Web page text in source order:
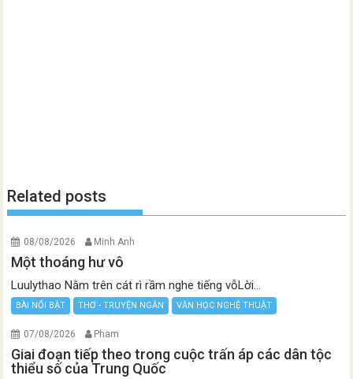
Related posts
08/08/2026 Minh Anh
Một thoáng hư vô
Luulythao Nằm trên cát rì rầm nghe tiếng vỗLời...
BÀI NỔI BẬT THƠ - TRUYỆN NGẮN VĂN HỌC NGHỆ THUẬT
07/08/2026 Pham
Giai đoạn tiếp theo trong cuộc trấn áp các dân tộc
thiểu số của Trung Quốc